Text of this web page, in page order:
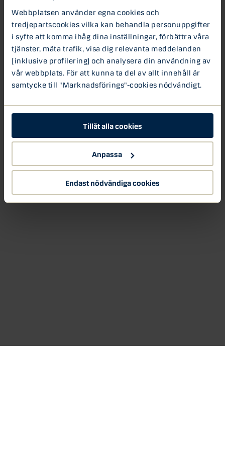
Webbplatsen använder egna cookies och
tredjepartscookies vilka kan behandla personuppgifter
i syfte att komma ihåg dina inställningar, förbättra våra
tjänster, mäta trafik, visa dig relevanta meddelanden
(inklusive profilering) och analysera din användning av
vår webbplats. För att kunna ta del av allt innehåll är
samtycke till "Marknadsförings"-cookies nödvändigt.
Tillåt alla cookies
Anpassa
Endast nödvändiga cookies
Danske Bank förutspådde att 2025 skulle
präglas av tre framstående tillväxtområden:
defence tech, hållbarhet och AI-driven...
11 DEC 2023
De tre intressantaste spaningarna
från årets Slush event
Europas största startup-event för investerare
veckan i...